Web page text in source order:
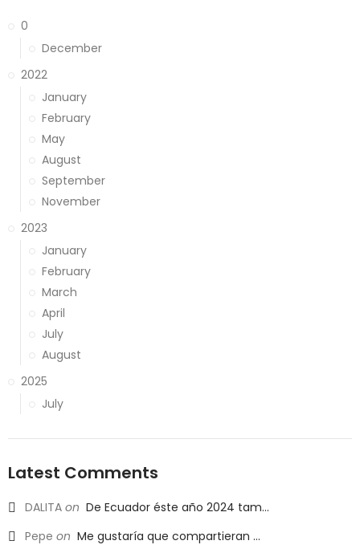
0
December
2022
January
February
May
August
September
November
2023
January
February
March
April
July
August
2025
July
Latest Comments
DALITA on De Ecuador éste año 2024 tam...
Pepe on Me gustaría que compartieran ...